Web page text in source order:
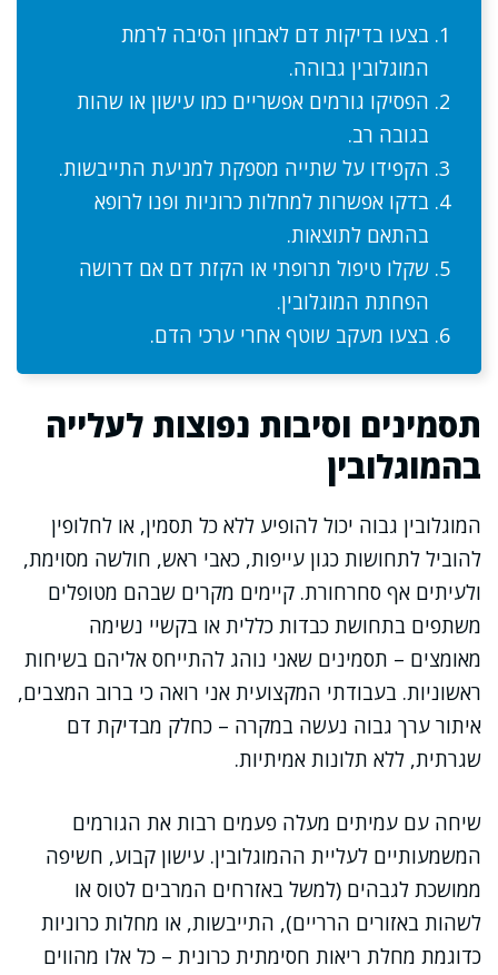
בצעו בדיקות דם לאבחון הסיבה לרמת
המוגלובין גבוהה.
הפסיקו גורמים אפשריים כמו עישון או שהות
בגובה רב.
הקפידו על שתייה מספקת למניעת התייבשות.
בדקו אפשרות למחלות כרוניות ופנו לרופא
בהתאם לתוצאות.
שקלו טיפול תרופתי או הקזת דם אם דרושה
הפחתת המוגלובין.
בצעו מעקב שוטף אחרי ערכי הדם.
תסמינים וסיבות נפוצות לעלייה
בהמוגלובין
המוגלובין גבוה יכול להופיע ללא כל תסמין, או לחלופין
להוביל לתחושות כגון עייפות, כאבי ראש, חולשה מסוימת,
ולעיתים אף סחרחורת. קיימים מקרים שבהם מטופלים
משתפים בתחושת כבדות כללית או בקשיי נשימה
מאומצים – תסמינים שאני נוהג להתייחס אליהם בשיחות
ראשוניות. בעבודתי המקצועית אני רואה כי ברוב המצבים,
איתור ערך גבוה נעשה במקרה – כחלק מבדיקת דם
שגרתית, ללא תלונות אמיתיות.
שיחה עם עמיתים מעלה פעמים רבות את הגורמים
המשמעותיים לעליית ההמוגלובין. עישון קבוע, חשיפה
ממושכת לגבהים (למשל באזרחים המרבים לטוס או
לשהות באזורים הרריים), התייבשות, או מחלות כרוניות
כדוגמת מחלת ריאות חסימתית כרונית – כל אלו מהווים